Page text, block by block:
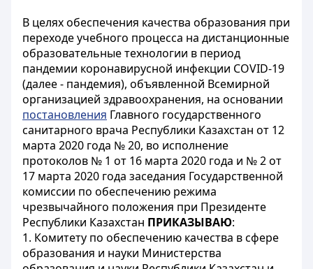
В целях обеспечения качества образования при
переходе учебного процесса на дистанционные
образовательные технологии в период
пандемии коронавирусной инфекции COVID-19
(далее - пандемия), объявленной Всемирной
организацией здравоохранения, на основании
постановления Главного государственного
санитарного врача Республики Казахстан от 12
марта 2020 года № 20, во исполнение
протоколов № 1 от 16 марта 2020 года и № 2 от
17 марта 2020 года заседания Государственной
комиссии по обеспечению режима
чрезвычайного положения при Президенте
Республики Казахстан ПРИКАЗЫВАЮ:
1. Комитету по обеспечению качества в сфере
образования и науки Министерства